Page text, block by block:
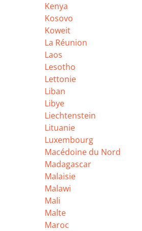
Kenya
Kosovo
Koweit
La Réunion
Laos
Lesotho
Lettonie
Liban
Libye
Liechtenstein
Lituanie
Luxembourg
Macédoine du Nord
Madagascar
Malaisie
Malawi
Mali
Malte
Maroc